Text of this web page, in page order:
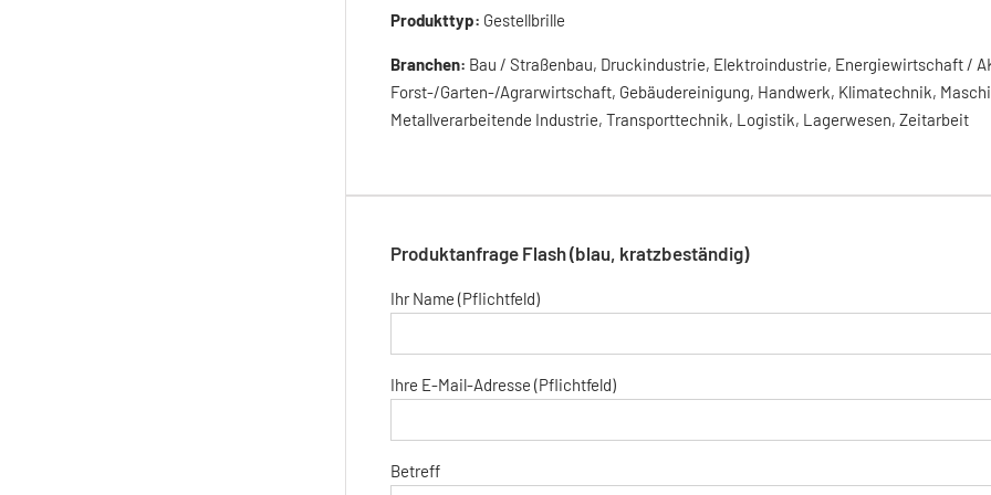
Produkttyp: Gestellbrille
Branchen: Bau / Straßenbau, Druckindustrie, Elektroindustrie, Energiewirtschaft /
Forst-/Garten-/Agrarwirtschaft, Gebäudereinigung, Handwerk, Klimatechnik,
Metallverarbeitende Industrie, Transporttechnik, Logistik, Lagerwesen, Zeitarbeit
Produktanfrage Flash (blau, kratzbeständig)
Ihr Name (Pflichtfeld)
Ihre E-Mail-Adresse (Pflichtfeld)
Betreff